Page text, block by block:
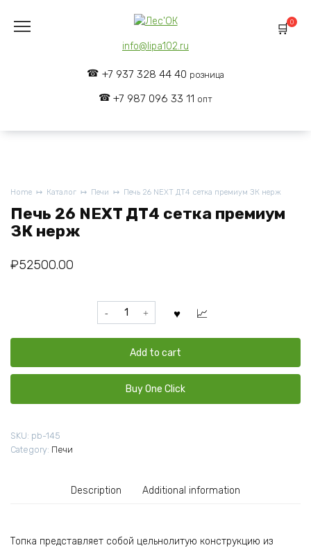
content
info@lipa102.ru
+7 937 328 44 40 розница
+7 987 096 33 11 опт
0
Home Каталог Печи Печь 26 NEXT ДТ4 сетка премиум ЗК нерж
Печь 26 NEXT ДТ4 сетка премиум
ЗК нерж
₽52500.00
26
NEXT
сетка
Add to cart
Buy One Click
SKU: pb-145
Category: Печи
Description Additional information
Топка представляет собой цельнолитую конструкцию из